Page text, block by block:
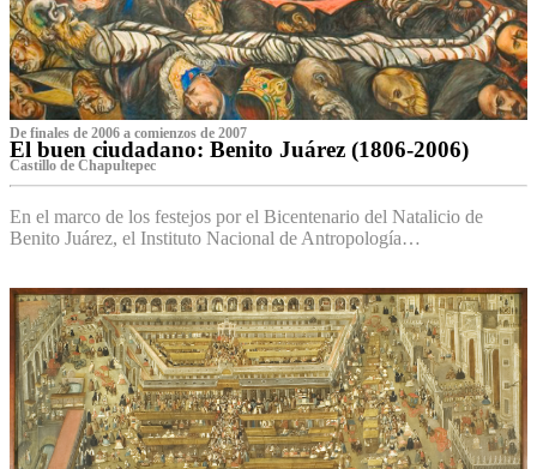
De finales de 2006 a comienzos de 2007
El buen ciudadano: Benito Juárez (1806-2006)
Castillo de Chapultepec
En el marco de los festejos por el Bicentenario del Natalicio de
Benito Juárez, el Instituto Nacional de Antropología…